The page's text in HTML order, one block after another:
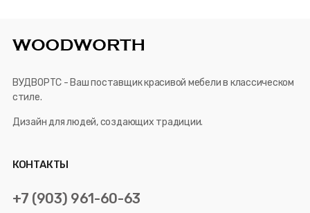
ВУДВОРТС - Ваш поставщик красивой мебели в классическом
стиле.
Дизайн для людей, создающих традиции.
КОНТАКТЫ
+7 (903) 961-60-63